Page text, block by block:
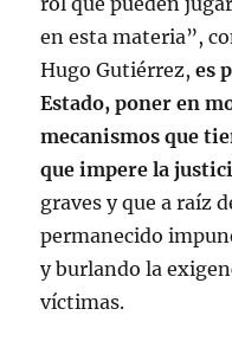
en esta materia”,
Hugo Gutiérrez,es
Estado, poner en
mecanismos que
que impere la
graves y que a raíz
permanecido
y burlando la
víctimas.